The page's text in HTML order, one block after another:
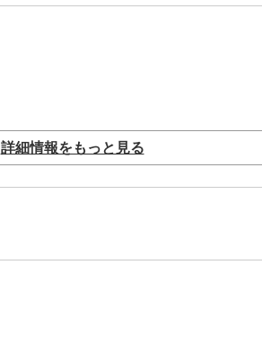
詳細情報をもっと見る